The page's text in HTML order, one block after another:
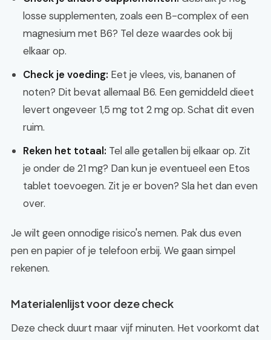
losse supplementen, zoals een B-complex of een
magnesium met B6? Tel deze waardes ook bij
elkaar op.
Check je voeding: Eet je vlees, vis, bananen of
noten? Dit bevat allemaal B6. Een gemiddeld dieet
levert ongeveer 1,5 mg tot 2 mg op. Schat dit even
ruim.
Reken het totaal: Tel alle getallen bij elkaar op. Zit
je onder de 21 mg? Dan kun je eventueel een Etos
tablet toevoegen. Zit je er boven? Sla het dan even
over.
Je wilt geen onnodige risico's nemen. Pak dus even
pen en papier of je telefoon erbij. We gaan simpel
rekenen.
Materialenlijst voor deze check
Deze check duurt maar vijf minuten. Het voorkomt dat